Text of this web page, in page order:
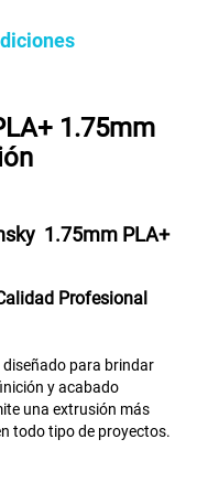
1.75mm
1.75mm PLA+
Profesional
para brindar
y acabado
una extrusión más
todo tipo de proyectos.